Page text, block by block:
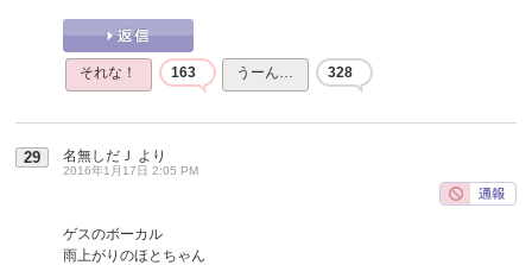
それな！ 163 うーん… 328
29 名無しだＪ より
2016年1月17日 2:05 PM
ゲスのボーカル
雨上がりのほとちゃん